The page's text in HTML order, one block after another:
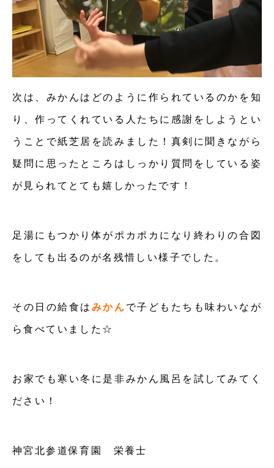
次は、みかんはどのように作られているのかを知
り、作ってくれている人たちに感謝をしようとい
うことで紙芝居を読みました！真剣に聞きながら
疑問に思ったところはしっかり質問をしている姿
が見られてとても嬉しかったです！
足湯にもつかり体がポカポカになり終わりの合図
をしても出るのが名残惜しい様子でした。
その日の給食は みかん で子どもたちも味わいなが
ら食べていました☆
お家でも寒い冬に是非みかん風呂を試してみてく
ださい！
神宮北参道保育園 栄養士